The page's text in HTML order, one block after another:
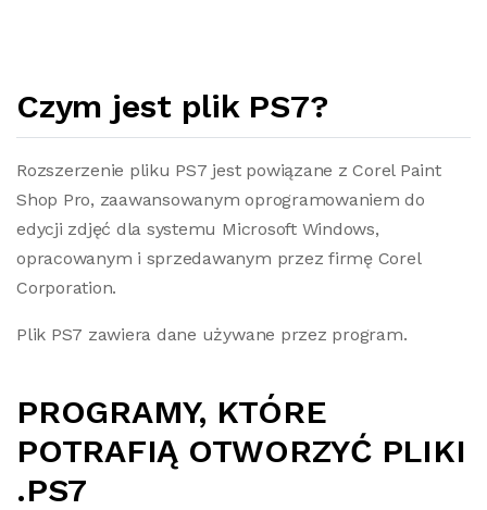
Czym jest plik PS7?
Rozszerzenie pliku PS7 jest powiązane z Corel Paint
Shop Pro, zaawansowanym oprogramowaniem do
edycji zdjęć dla systemu Microsoft Windows,
opracowanym i sprzedawanym przez firmę Corel
Corporation.
Plik PS7 zawiera dane używane przez program.
PROGRAMY, KTÓRE
POTRAFIĄ OTWORZYĆ PLIKI
.PS7